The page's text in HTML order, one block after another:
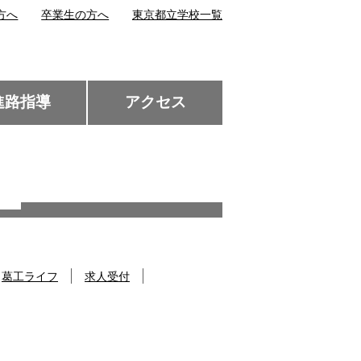
路指導 アクセス
へ 卒業生の方へ 東京都立学校一覧
葛工ライフ 求人受付